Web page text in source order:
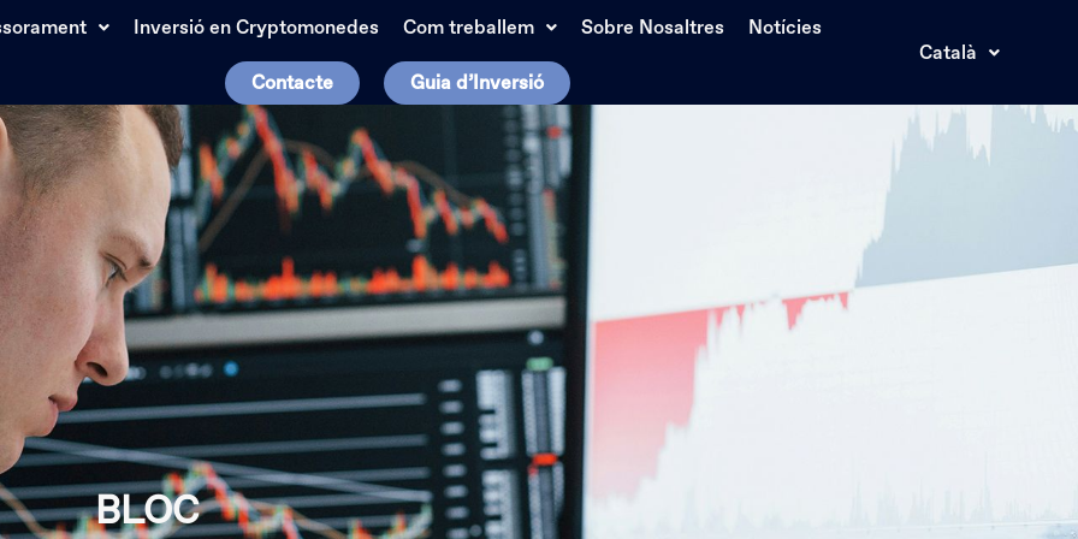
Inversió en Cryptomonedes Com treballem Sobre Nosaltres Notícies
Contacte Guia d’Inversió
Català
BLOC